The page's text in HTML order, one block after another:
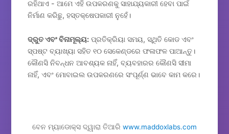
ରହିଥାଏ - ଆମେ ଏହି ଉପକରଣକୁ ସାହାଯ୍ୟକାରୀ ହେବା ପାଇଁ
ନିର୍ମାଣ କରିଛୁ, ହସ୍ତକ୍ଷେପକାରୀ ନୁହେଁ।
ଦ୍ରୁତ ଏବଂ ବିନାମୂଲ୍ୟ: ପ୍ରତିକ୍ରିୟା ସମୟ, ସ୍ଥିତି କୋଡ ଏବଂ
ସ୍ପଷ୍ଟ ବ୍ୟାଖ୍ୟା ସହିତ ୧୦ ସେକେଣ୍ଡରେ ଫଳାଫଳ ପାଆନ୍ତୁ।
କୌଣସି ନିବନ୍ଧନ ଆବଶ୍ୟକ ନାହିଁ, ବ୍ୟବହାରର କୌଣସି ସୀମା
ନାହିଁ, ଏବଂ ମୋବାଇଲ ଉପକରଣରେ ସଂପୂର୍ଣ୍ଣ ଭାବେ କାମ କରେ।
ବେନ ମ୍ୟାଡୋକ୍ସ ଦ୍ୱାରା ତିଆରି www.maddoxlabs.com